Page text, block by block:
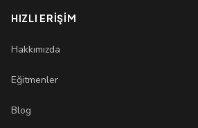
HIZLI ERIŞIM
Hakkımızda
Eğitmenler
Blog